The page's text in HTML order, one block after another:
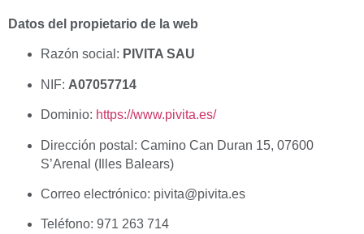
Datos del propietario de la web
Razón social: PIVITA SAU
NIF: A07057714
Dominio: https://www.pivita.es/
Dirección postal: Camino Can Duran 15, 07600
S’Arenal (Illes Balears)
Correo electrónico: pivita@pivita.es
Teléfono: 971 263 714